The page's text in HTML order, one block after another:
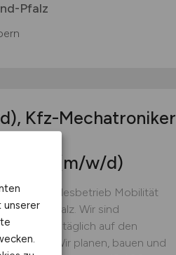
Pfalz
, Kfz-Mechatroniker
(m/w/d)
der Landesbetrieb Mobilität
Pfalz. Wir sind
die täglich auf den
sind. Wir planen, bauen und
unserer